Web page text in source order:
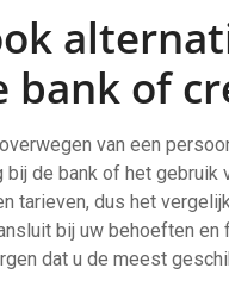
bank of
van een
de bank of het
tarieven, dus het
bij uw behoeften
dat u de meest